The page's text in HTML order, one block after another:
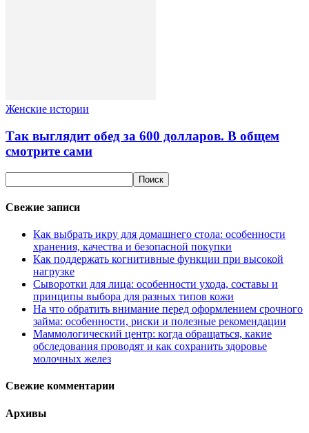
Женские истории
Так выглядит обед за 600 долларов. В общем
смотрите сами
Свежие записи
Как выбрать икру для домашнего стола: особенности
хранения, качества и безопасной покупки
Как поддержать когнитивные функции при высокой
нагрузке
Сыворотки для лица: особенности ухода, составы и
принципы выбора для разных типов кожи
На что обратить внимание перед оформлением срочного
займа: особенности, риски и полезные рекомендации
Маммологический центр: когда обращаться, какие
обследования проводят и как сохранить здоровье
молочных желез
Свежие комментарии
Архивы